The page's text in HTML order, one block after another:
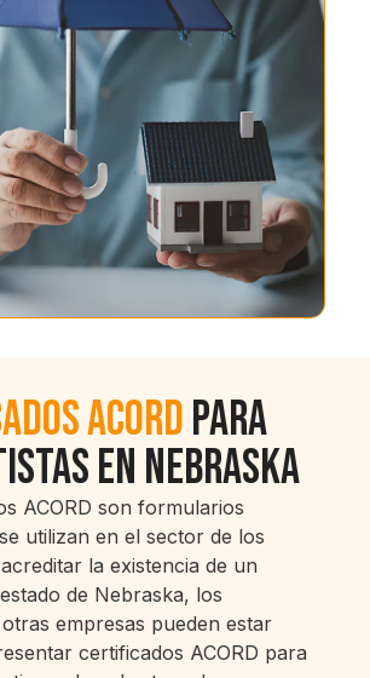
ACORDPara
en Nebraska
ACORD son formularios
utilizan en el sector de los
la existencia de un
de Nebraska, los
empresas pueden estar
certificados ACORD para